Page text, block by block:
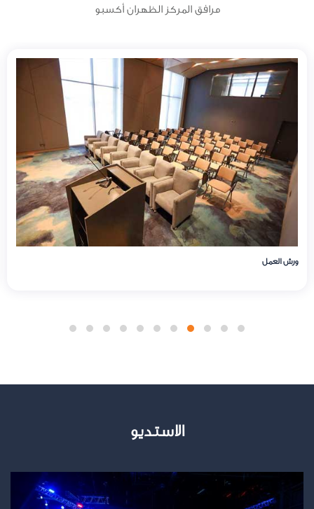
مرافق المركز الظهران أكسبو
الاستديو